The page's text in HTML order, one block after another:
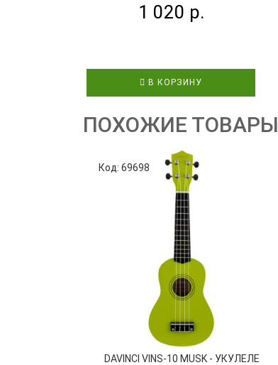
1 020 р.
В КОРЗИНУ
ПОХОЖИЕ ТОВАРЫ
Код: 69698
DAVINCI VINS-10 MUSK - УКУЛЕЛЕ